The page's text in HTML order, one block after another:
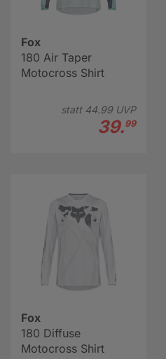
Fox
180 Air Taper
Motocross Shirt
statt 44.99UVP
39.99
Fox
180 Diffuse
Motocross Shirt